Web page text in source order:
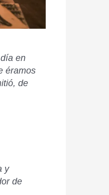
en
éramos
de
y
de